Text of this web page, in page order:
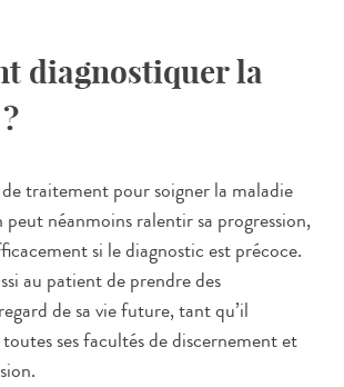
diagnostiquer la
de traitement pour soigner la maladie
peut néanmoins ralentir sa progression,
si le diagnostic est précoce.
au patient de prendre des
de sa vie future, tant qu’il
ses facultés de discernement et